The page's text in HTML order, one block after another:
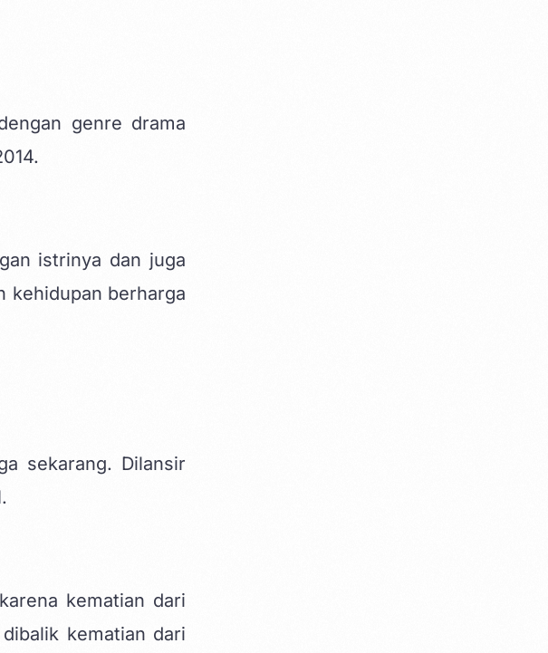
genre drama
istrinya dan juga
kehidupan berharga
sekarang. Dilansir
kematian dari
kematian dari